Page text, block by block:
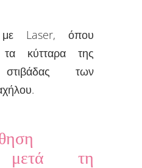
Laser, όπου
τα κύτταρα της
στιβάδας των
μετά τη